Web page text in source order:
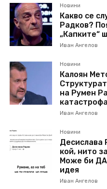
Новини
Какво се
Радков?
„Капките“
Иван Ангелов
Новини
Калоян
на Румен
Иван Ангелов
Новини
Десислава
кой, нито
Може би
идея
Иван Ангелов